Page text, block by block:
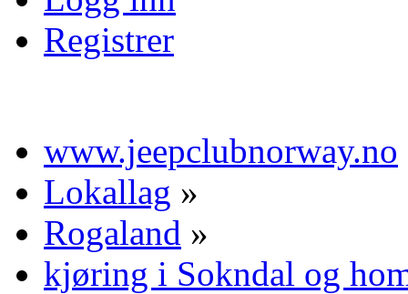
Registrer
www.jeepclubnorway.no
Lokallag »
Rogaland »
kjøring i Sokndal og